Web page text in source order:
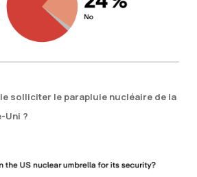
solliciter le parapluie nucléaire de la
Uni ?